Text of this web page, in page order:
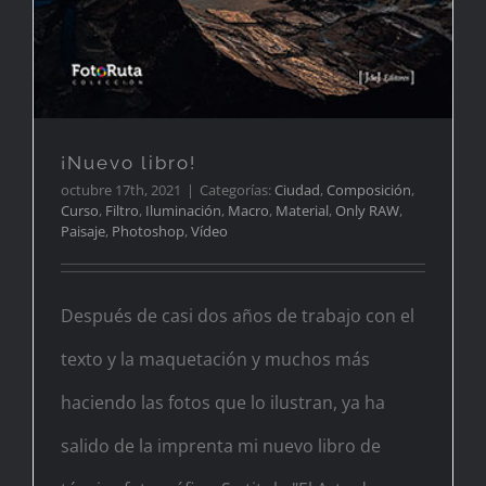
¡Nuevo libro!
octubre 17th, 2021 | Categorías: Ciudad, Composición,
Curso, Filtro, Iluminación, Macro, Material, Only RAW,
Paisaje, Photoshop, Vídeo
Después de casi dos años de trabajo con el
texto y la maquetación y muchos más
haciendo las fotos que lo ilustran, ya ha
salido de la imprenta mi nuevo libro de